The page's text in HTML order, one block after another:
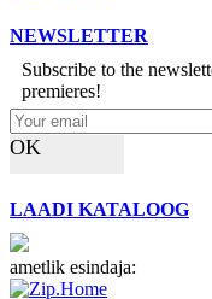
NEWSLETTER
Subscribe to the
premieres!
OK
LAADI KATALOOG
ametlik esindaja: